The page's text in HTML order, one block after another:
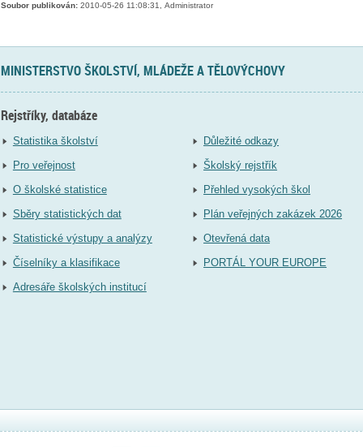
Soubor publikován:2010-05-26 11:08:31, Administrator
MINISTERSTVO ŠKOLSTVÍ, MLÁDEŽE A TĚLOVÝCHOVY
Rejstříky, databáze
Statistika školství
Pro veřejnost
O školské statistice
Sběry statistických dat
Statistické výstupy a analýzy
Číselníky a klasifikace
Adresáře školských institucí
Důležité odkazy
Školský rejstřík
Přehled vysokých škol
Plán veřejných zakázek 2026
Otevřená data
PORTÁL YOUR EUROPE